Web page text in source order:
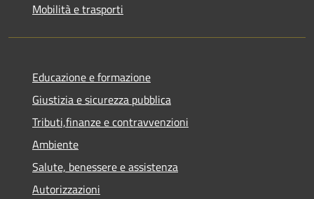
Mobilità e trasporti
Educazione e formazione
Giustizia e sicurezza pubblica
Tributi,finanze e contravvenzioni
Ambiente
Salute, benessere e assistenza
Autorizzazioni